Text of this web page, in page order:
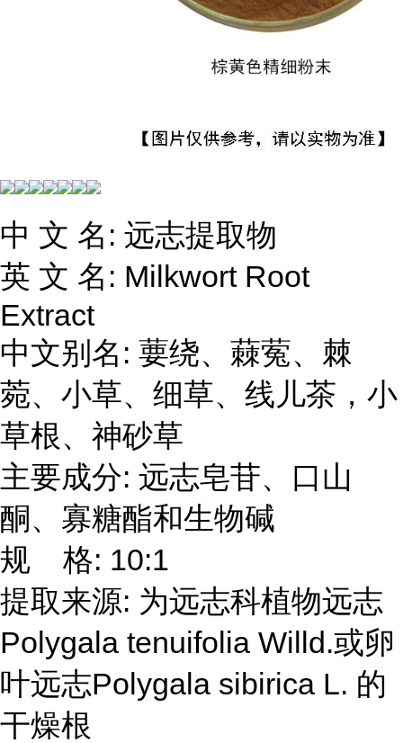
中 文 名: 远志提取物
英 文 名: Milkwort Root
Extract
中文别名: 葽绕、蕀蒬、棘
菀、小草、细草、线儿茶，小
草根、神砂草
主要成分: 远志皂苷、口山
酮、寡糖酯和生物碱
规 格: 10:1
提取来源: 为远志科植物远志
Polygala tenuifolia Willd.或卵
叶远志Polygala sibirica L. 的
干燥根